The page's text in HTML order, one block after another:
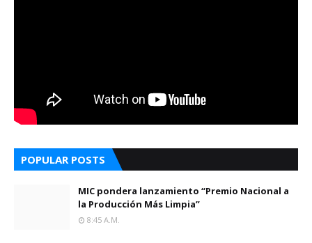
POPULAR POSTS
MIC pondera lanzamiento “Premio Nacional a
la Producción Más Limpia”
8:45 A.m.